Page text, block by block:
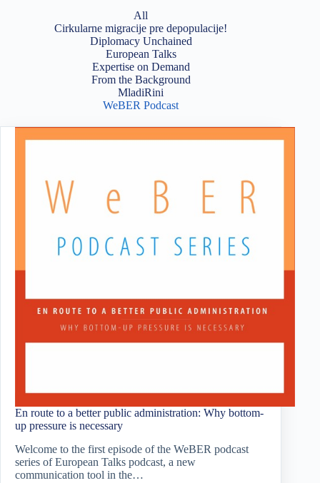
All
Cirkularne migracije pre depopulacije!
Diplomacy Unchained
European Talks
Expertise on Demand
From the Background
MladiRini
WeBER Podcast
En route to a better public administration: Why bottom-
up pressure is necessary
Welcome to the first episode of the WeBER podcast
series of European Talks podcast, a new
communication tool in the…